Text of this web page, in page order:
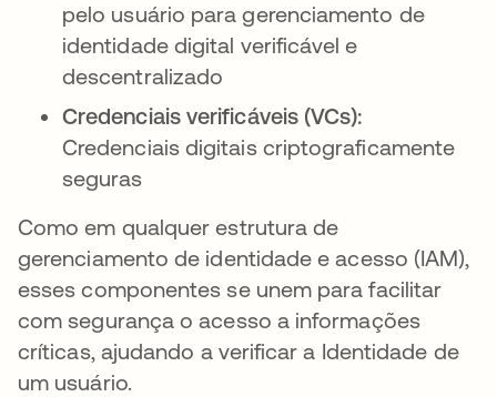
pelo usuário para gerenciamento de
identidade digital verificável e
descentralizado
Credenciais verificáveis (VCs):
Credenciais digitais criptograficamente
seguras
Como em qualquer estrutura de
gerenciamento de identidade e acesso (IAM),
esses componentes se unem para facilitar
com segurança o acesso a informações
críticas, ajudando a verificar a Identidade de
um usuário.